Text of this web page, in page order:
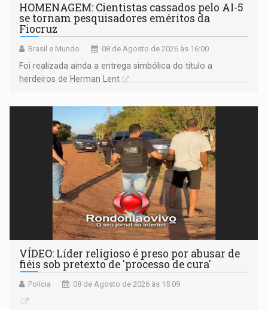
HOMENAGEM: Cientistas cassados pelo AI-5
se tornam pesquisadores eméritos da
Fiocruz
Brasil e Mundo 08 de Agosto de 2026 às 16:00
Foi realizada ainda a entrega simbólica do título a
herdeiros de Herman Lent
VÍDEO: Líder religioso é preso por abusar de
fiéis sob pretexto de 'processo de cura'
Polícia 08 de Agosto de 2026 às 15:09